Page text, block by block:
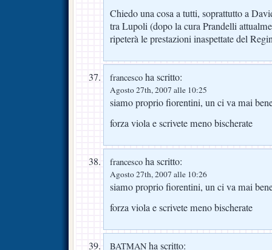
Chiedo una cosa a tutti, soprattutto a
tra Lupoli (dopo la cura Prandelli
ripeterà le prestazioni inaspettate del
francesco ha scritto:
Agosto 27th, 2007 alle 10:25
siamo proprio fiorentini, un ci va mai
forza viola e scrivete meno bischerate
francesco ha scritto:
Agosto 27th, 2007 alle 10:26
siamo proprio fiorentini, un ci va mai
forza viola e scrivete meno bischerate
BATMAN ha scritto: